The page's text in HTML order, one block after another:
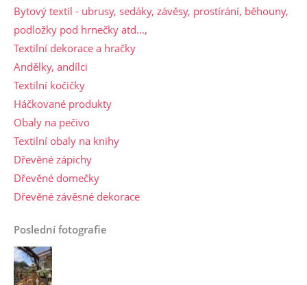
Bytový textil - ubrusy, sedáky, závěsy, prostírání, běhouny,
podložky pod hrnečky atd...,
Textilní dekorace a hračky
Andělky, andílci
Textilní kočičky
Háčkované produkty
Obaly na pečivo
Textilní obaly na knihy
Dřevěné zápichy
Dřevěné domečky
Dřevěné závěsné dekorace
Poslední fotografie